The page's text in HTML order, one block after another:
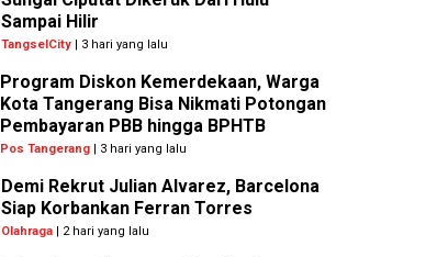
Sampai Hilir
TangselCity| 3 hari yang lalu
Program Diskon Kemerdekaan, Warga
Kota Tangerang Bisa Nikmati Potongan
Pembayaran PBB hingga BPHTB
Pos Tangerang | 3 hari yang lalu
Demi Rekrut Julian Alvarez, Barcelona
Siap Korbankan Ferran Torres
Olahraga| 2 hari yang lalu